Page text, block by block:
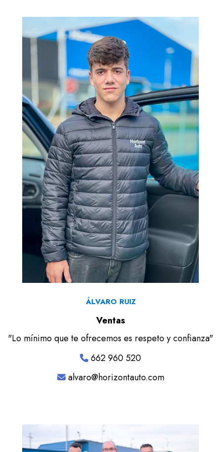
ÁLVARO RUIZ
Ventas
"Lo mínimo que te ofrecemos es respeto y confianza"
662 960 520
alvaro@horizontauto.com